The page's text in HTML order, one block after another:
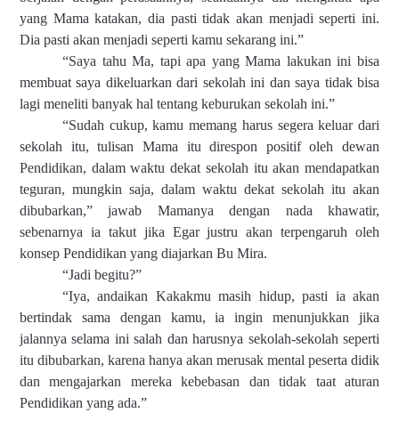
yang Mama katakan, dia pasti tidak akan menjadi seperti ini.
Dia pasti akan menjadi seperti kamu sekarang ini.”
“Saya tahu Ma, tapi apa yang Mama lakukan ini bisa
membuat saya dikeluarkan dari sekolah ini dan saya tidak bisa
lagi meneliti banyak hal tentang keburukan sekolah ini.”
“Sudah cukup, kamu memang harus segera keluar dari
sekolah itu, tulisan Mama itu direspon positif oleh dewan
Pendidikan, dalam waktu dekat sekolah itu akan mendapatkan
teguran, mungkin saja, dalam waktu dekat sekolah itu akan
dibubarkan,” jawab Mamanya dengan nada khawatir,
sebenarnya ia takut jika Egar justru akan terpengaruh oleh
konsep Pendidikan yang diajarkan Bu Mira.
“Jadi begitu?”
“Iya, andaikan Kakakmu masih hidup, pasti ia akan
bertindak sama dengan kamu, ia ingin menunjukkan jika
jalannya selama ini salah dan harusnya sekolah-sekolah seperti
itu dibubarkan, karena hanya akan merusak mental peserta didik
dan mengajarkan mereka kebebasan dan tidak taat aturan
Pendidikan yang ada.”